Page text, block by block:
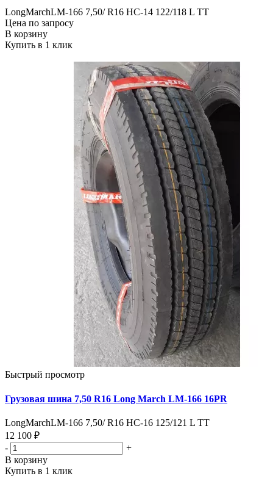
LongMarchLM-166 7,50/ R16 HC-14 122/118 L TT
Цена по запросу
В корзину
Купить в 1 клик
Быстрый просмотр
Грузовая шина 7,50 R16 Long March LM-166 16PR
LongMarchLM-166 7,50/ R16 HC-16 125/121 L TT
12 100 ₽
-
+
В корзину
Купить в 1 клик